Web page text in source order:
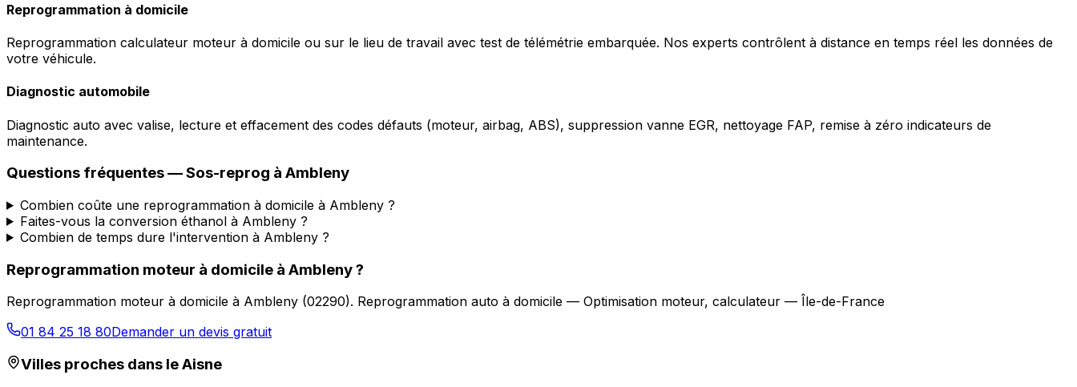
Reprogrammation à domicile
Reprogrammation calculateur moteur à domicile ou sur le lieu de travail avec test de télémétrie embarquée. Nos experts contrôlent à distance en temps réel les données de
votre véhicule.
Diagnostic automobile
Diagnostic auto avec valise, lecture et effacement des codes défauts (moteur, airbag, ABS), suppression vanne EGR, nettoyage FAP, remise à zéro indicateurs de
maintenance.
Questions fréquentes —Sos-reprog à Ambleny
Combien coûte une reprogrammation à domicile à Ambleny ?
Faites-vous la conversion éthanol à Ambleny ?
Combien de temps dure l'intervention à Ambleny ?
Reprogrammation moteur à domicile à Ambleny?
Reprogrammation moteur à domicile à Ambleny (02290). Reprogrammation auto à domicile — Optimisation moteur, calculateur — Île-de-France
01 84 25 18 80Demander un devis gratuit
Villes proches dans leAisne